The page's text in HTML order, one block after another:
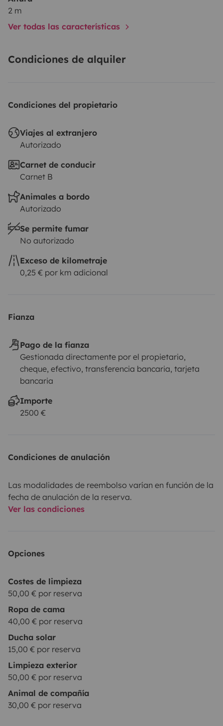
2 m
Ver todas las características
Condiciones de alquiler
Condiciones del propietario
Viajes al extranjero
Autorizado
Carnet de conducir
Carnet B
Animales a bordo
Autorizado
Se permite fumar
No autorizado
Exceso de kilometraje
0,25 € por km adicional
Fianza
Pago de la fianza
Gestionada directamente por el propietario,
cheque, efectivo, transferencia bancaria, tarjeta
bancaria
Importe
2500 €
Condiciones de anulación
Las modalidades de reembolso varían en función de la
fecha de anulación de la reserva.
Ver las condiciones
Opciones
Costes de limpieza
50,00 € por reserva
Ropa de cama
40,00 € por reserva
Ducha solar
15,00 € por reserva
Limpieza exterior
50,00 € por reserva
Animal de compañía
30,00 € por reserva